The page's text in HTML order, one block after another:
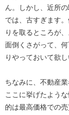
ん。しかし、近所
では、古すぎます
りを取るところが
面倒くさがって、
りやっておいて欲し
ちなみに、不動産
ここに挙げたよう
的は最高価格での